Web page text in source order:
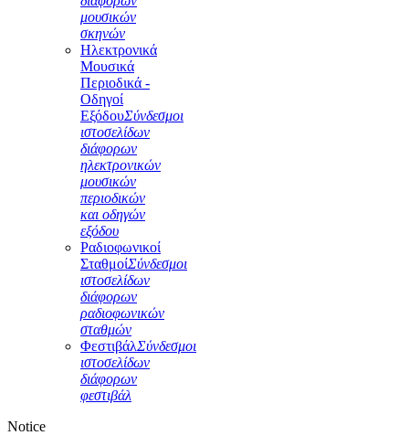
μουσικών
σκηνών
Ηλεκτρονικά
Μουσικά
Περιοδικά -
Οδηγοί
ΕξόδουΣύνδεσμοι
ιστοσελίδων
διάφορων
ηλεκτρονικών
μουσικών
περιοδικών
και οδηγών
εξόδου
Ραδιοφωνικοί
ΣταθμοίΣύνδεσμοι
ιστοσελίδων
διάφορων
ραδιοφωνικών
σταθμών
ΦεστιβάλΣύνδεσμοι
ιστοσελίδων
διάφορων
φεστιβάλ
Notice